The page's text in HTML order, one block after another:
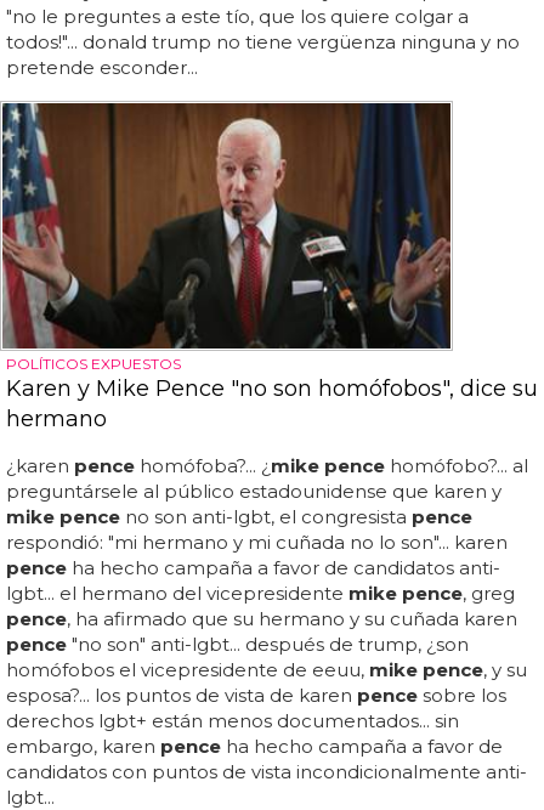
"no le preguntes a este tío, que los quiere colgar a
todos!"... donald trump no tiene vergüenza ninguna y no
pretende esconder...
POLÍTICOS EXPUESTOS
Karen y Mike Pence "no son homófobos", dice su
hermano
¿karen pence homófoba?... ¿ mike pence homófobo?... al
preguntársele al público estadounidense que karen y
mike pence no son anti-lgbt, el congresista pence
respondió: "mi hermano y mi cuñada no lo son"... karen
pence ha hecho campaña a favor de candidatos anti-
lgbt... el hermano del vicepresidente mike pence, greg
pence, ha afirmado que su hermano y su cuñada karen
pence "no son" anti-lgbt... después de trump, ¿son
homófobos el vicepresidente de eeuu, mike pence, y su
esposa?... los puntos de vista de karen pence sobre los
derechos lgbt+ están menos documentados... sin
embargo, karen pence ha hecho campaña a favor de
candidatos con puntos de vista incondicionalmente anti-
lgbt...